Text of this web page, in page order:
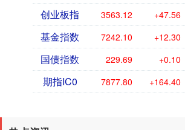
创业板指 3563.12 +47.56
基金指数 7242.10 +12.30
国债指数 229.69 +0.10
期指IC0 7877.80 +164.40